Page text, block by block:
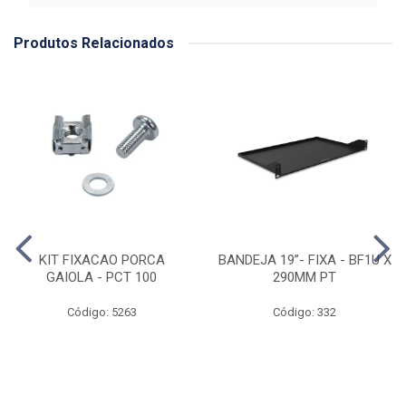
Produtos Relacionados
KIT FIXACAO PORCA
GAIOLA - PCT 100
Código: 5263
BANDEJA 19”- FIXA - BF1U X
290MM PT
Código: 332